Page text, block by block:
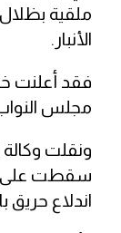
ملقية
الأنبار.
مجلس
ونقلت وكالة
سقطت على
اندلاع حريق